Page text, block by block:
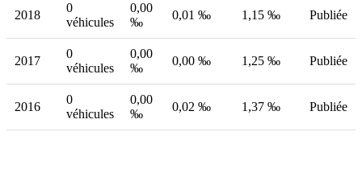
2018
0
véhicules
0,00
‰
0,01 ‰ 1,15 ‰ Publiée
2017
0
véhicules
0,00
‰
0,00 ‰ 1,25 ‰ Publiée
2016
0
véhicules
0,00
‰
0,02 ‰ 1,37 ‰ Publiée